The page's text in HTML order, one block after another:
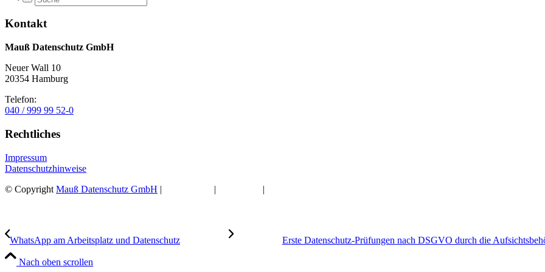
Kontakt
Mauß Datenschutz GmbH
Neuer Wall 10
20354 Hamburg
Telefon:
040 / 999 99 52-0
Rechtliches
Impressum
Datenschutzhinweise
© Copyright Mauß Datenschutz GmbH | | |
WhatsApp am Arbeitsplatz und Datenschutz Erste Datenschutz-Prüfungen nach DSGVO durch die
Nach oben scrollen